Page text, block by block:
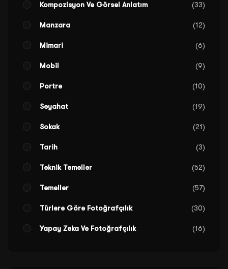
Kompozisyon Ve Görsel Anlatım 33
Manzara 12
Mimari 6
Mobil 9
Portre 10
Seyahat 19
Sokak 21
Tarih 3
Teknik Temeller 52
Temeller 57
Türlere Göre Fotoğrafçılık 30
Yapay Zeka Ve Fotoğrafçılık 16